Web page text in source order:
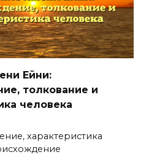
Ейни:
толкование и
человека
характеристика